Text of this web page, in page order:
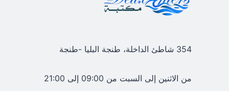
354 شاطئ الداخلة، طنجة البليا -طنجة
من الاثنين إلى السبت من 09:00 إلى 21:00